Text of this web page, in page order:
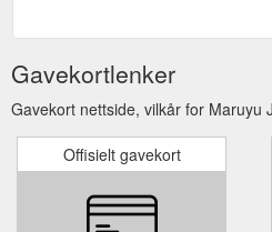
Gavekortlenker
Gavekort nettside, vilkår for Maruyu
Offisielt gavekort